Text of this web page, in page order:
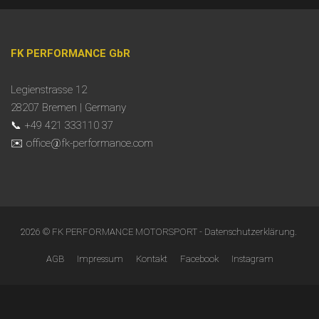
FK PERFORMANCE GbR
Legienstrasse 12
28207 Bremen | Germany
📞 +49 421 333110 37
✉️ office@fk-performance.com
2026 © FK PERFORMANCE MOTORSPORT - Datenschutzerklärung.
AGB Impressum Kontakt Facebook Instagram